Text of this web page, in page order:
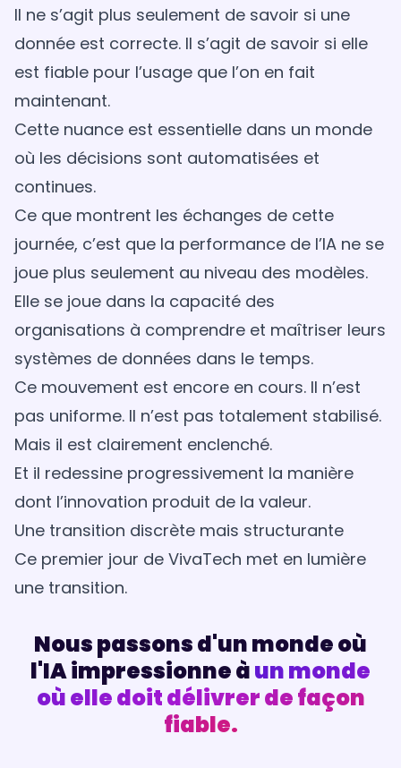
Il ne s’agit plus seulement de savoir si une
donnée est correcte. Il s’agit de savoir si elle
est fiable pour l’usage que l’on en fait
maintenant.
Cette nuance est essentielle dans un monde
où les décisions sont automatisées et
continues.
Ce que montrent les échanges de cette
journée, c’est que la performance de l’IA ne se
joue plus seulement au niveau des modèles.
Elle se joue dans la capacité des
organisations à comprendre et maîtriser leurs
systèmes de données dans le temps.
Ce mouvement est encore en cours. Il n’est
pas uniforme. Il n’est pas totalement stabilisé.
Mais il est clairement enclenché.
Et il redessine progressivement la manière
dont l’innovation produit de la valeur.
Une transition discrète mais structurante
Ce premier jour de VivaTech met en lumière
une transition.
Nous passons d'un monde où
l'IA impressionne àun monde
où elle doit délivrer de façon
fiable.